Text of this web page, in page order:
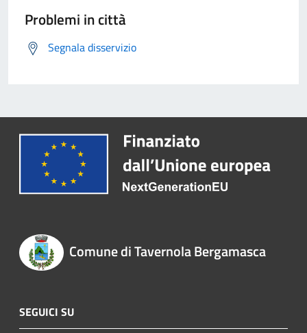
Problemi in città
Segnala disservizio
Comune di Tavernola Bergamasca
SEGUICI SU